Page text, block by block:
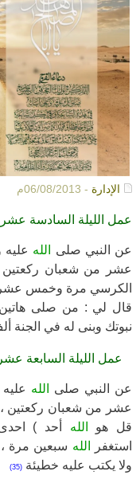
الإدارة - 06/08/2013م
عمل الليلة السادسة
عن النبي صلى الله
عشر من شعبان ركعتين
الكرسي مرة وخمس
قال لي : من صلى هاتين
نبوتك وبنى له في الجنة
عمل الليلة السابعة
عن النبي صلى الله
عشر من شعبان ركعتين
قل هو
الله أحد )
استغفر
الله سبعين مرة
ولا يكتب عليه خطيئة (35)